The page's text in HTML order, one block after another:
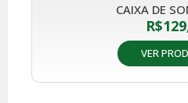
CAIXA DE
R$
VER